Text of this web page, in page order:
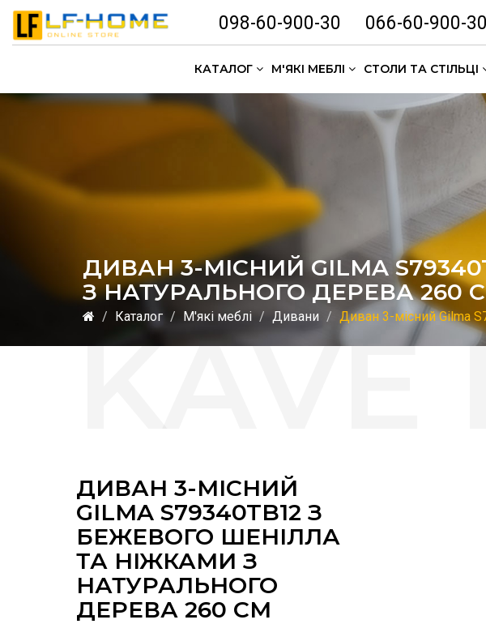
098-60-900-30 066-60-900-30
КАТАЛОГ М'ЯКІ МЕБЛІ СТОЛИ ТА СТІЛЬЦІ
ДИВАН 3-МІСНИЙ GILMA
З НАТУРАЛЬНОГО ДЕРЕВА 260
Каталог М'які меблі Дивани Диван 3-місний Gilma
ДИВАН 3-МІСНИЙ
GILMA S79340TB12 З
БЕЖЕВОГО ШЕНІЛЛА
ТА НІЖКАМИ З
НАТУРАЛЬНОГО
ДЕРЕВА 260 СМ